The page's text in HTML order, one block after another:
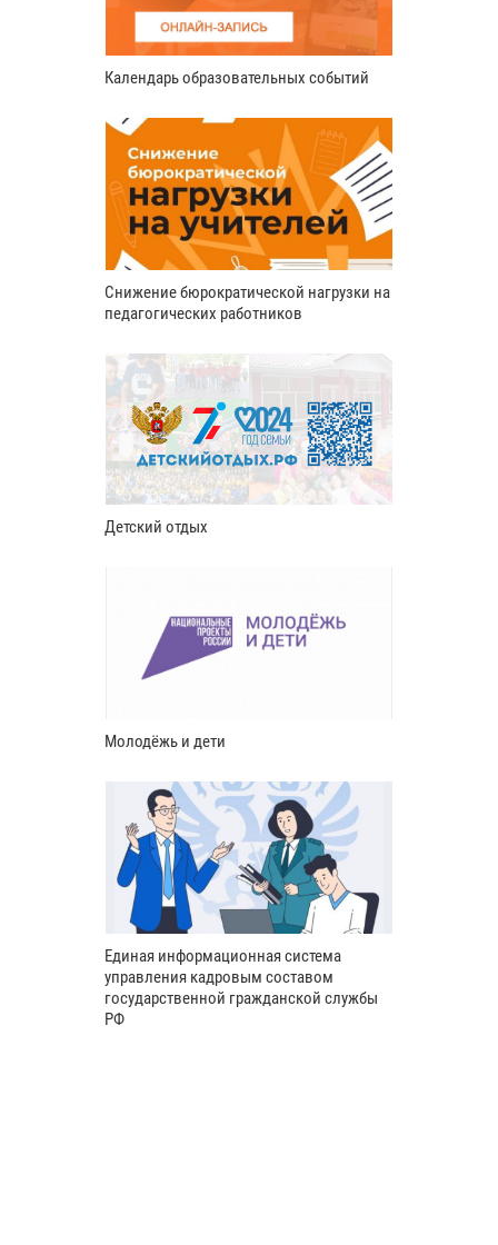
Календарь образовательных событий
Снижение бюрократической нагрузки на
педагогических работников
Детский отдых
Молодёжь и дети
Единая информационная система
управления кадровым составом
государственной гражданской службы
РФ